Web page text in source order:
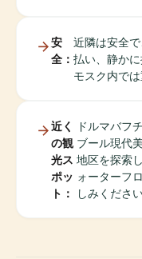
安
全：
近隣は安全
払い、静か
モスク内では
近く
の観
光ス
ポッ
ト：
ドルマバフ
ブール現代
地区を探索
ォーターフ
しみくださ